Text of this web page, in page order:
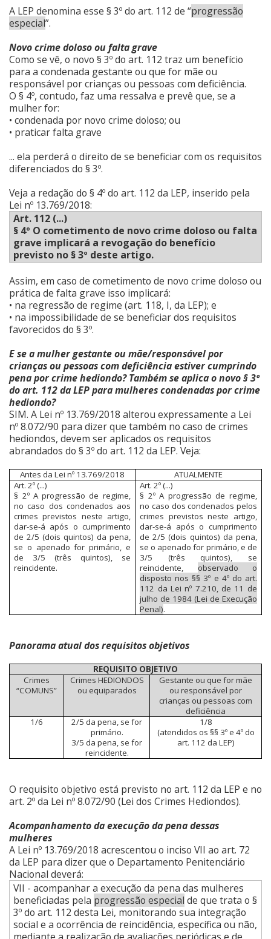
A LEP denomina esse § 3º do art. 112 de “progressão
especial”.
Novo crime doloso ou falta grave
Como se vê, o novo § 3º do art. 112 traz um benefício
para a condenada gestante ou que for mãe ou
responsável por crianças ou pessoas com deficiência.
O § 4º, contudo, faz uma ressalva e prevê que, se a
mulher for:
• condenada por novo crime doloso; ou
• praticar falta grave
... ela perderá o direito de se beneficiar com os requisitos
diferenciados do § 3º.
Veja a redação do § 4º do art. 112 da LEP, inserido pela
Lei nº 13.769/2018:
Art. 112 (...)
§ 4º O cometimento de novo crime doloso ou falta
grave implicará a revogação do benefício
previsto no § 3º deste artigo.
Assim, em caso de cometimento de novo crime doloso ou
prática de falta grave isso implicará:
• na regressão de regime (art. 118, I, da LEP); e
• na impossibilidade de se beneficiar dos requisitos
favorecidos do § 3º.
E se a mulher gestante ou mãe/responsável por
crianças ou pessoas com deficiência estiver cumprindo
pena por crime hediondo? Também se aplica o novo § 3º
do art. 112 da LEP para mulheres condenadas por crime
hediondo?
SIM. A Lei nº 13.769/2018 alterou expressamente a Lei
nº 8.072/90 para dizer que também no caso de crimes
hediondos, devem ser aplicados os requisitos
abrandados do § 3º do art. 112 da LEP. Veja:
Antes da Lei nº 13.769/2018
ATUALMENTE
Art. 2º (...)
§ 2º A progressão de regime,
no caso dos condenados aos
crimes previstos neste artigo,
dar-se-á após o cumprimento
de 2/5 (dois quintos) da pena,
se o apenado for primário, e
de 3/5 (três quintos), se
reincidente.
Art. 2º (...)
§ 2º A progressão de regime,
no caso dos condenados pelos
crimes previstos neste artigo,
dar-se-á após o cumprimento
de 2/5 (dois quintos) da pena,
se o apenado for primário, e de
3/5 (três quintos), se
reincidente, observado o
disposto nos §§ 3º e 4º do art.
112 da Lei nº 7.210, de 11 de
julho de 1984 (Lei de Execução
Penal).
Panorama atual dos requisitos objetivos
REQUISITO OBJETIVO
Crimes
“COMUNS”
Crimes HEDIONDOS
ou equiparados
Gestante ou que for mãe
ou responsável por
crianças ou pessoas com
deficiência
1/6
2/5 da pena, se for
primário.
3/5 da pena, se for
reincidente.
1/8
(atendidos os §§ 3º e 4º do
art. 112 da LEP)
O requisito objetivo está previsto no art. 112 da LEP e no
art. 2º da Lei nº 8.072/90 (Lei dos Crimes Hediondos).
Acompanhamento da execução da pena dessas
mulheres
A Lei nº 13.769/2018 acrescentou o inciso VII ao art. 72
da LEP para dizer que o Departamento Penitenciário
Nacional deverá:
VII - acompanhar a execução da pena das mulheres
beneficiadas pela progressão especial de que trata o §
3º do art. 112 desta Lei, monitorando sua integração
social e a ocorrência de reincidência, específica ou não,
mediante a realização de avaliações periódicas e de